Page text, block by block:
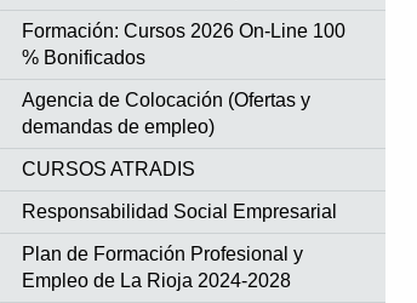
Formación: Cursos 2026 On-Line 100
% Bonificados
Agencia de Colocación (Ofertas y
demandas de empleo)
CURSOS ATRADIS
Responsabilidad Social Empresarial
Plan de Formación Profesional y
Empleo de La Rioja 2024-2028